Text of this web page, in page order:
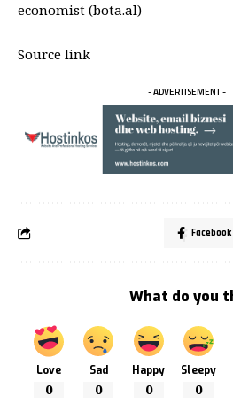
economist (bota.al)
Source link
- ADVERTISEMENT -
Facebook
What do you
Love
0
Sad
0
Happy
0
Sleepy
0